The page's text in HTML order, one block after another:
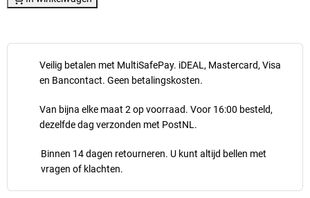
Veilig betalen met MultiSafePay. iDEAL, Mastercard, Visa
en Bancontact. Geen betalingskosten.
Van bijna elke maat 2 op voorraad. Voor 16:00 besteld,
dezelfde dag verzonden met PostNL.
Binnen 14 dagen retourneren. U kunt altijd bellen met
vragen of klachten.